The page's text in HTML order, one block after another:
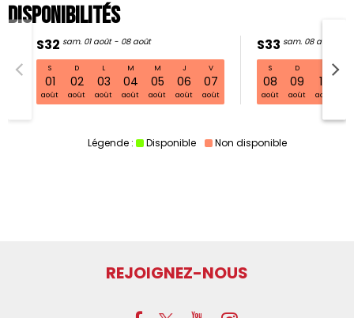
Disponibilités
S32 sam. 01 août - 08 août
S
01
août
D
02
août
L
03
août
M
04
août
M
05
août
J
06
août
V
07
août
S33 sam. 08 août - 15
S
08
août
D
09
août
10
août
S32 sam. 01 août - 08 août
Légende : Disponible Non disponible
REJOIGNEZ-NOUS